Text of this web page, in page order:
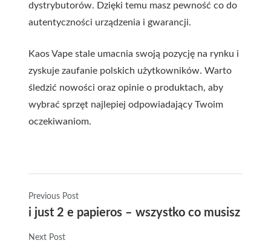
dystrybutorów. Dzięki temu masz pewność co do
autentyczności urządzenia i gwarancji.
Kaos Vape stale umacnia swoją pozycję na rynku i
zyskuje zaufanie polskich użytkowników. Warto
śledzić nowości oraz opinie o produktach, aby
wybrać sprzęt najlepiej odpowiadający Twoim
oczekiwaniom.
Previous Post
i just 2 e papieros – wszystko co musisz
Next Post